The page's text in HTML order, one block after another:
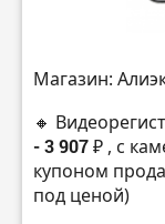
Магазин:
🔸
- 3 907 ₽ , с
купоном
под ценой)